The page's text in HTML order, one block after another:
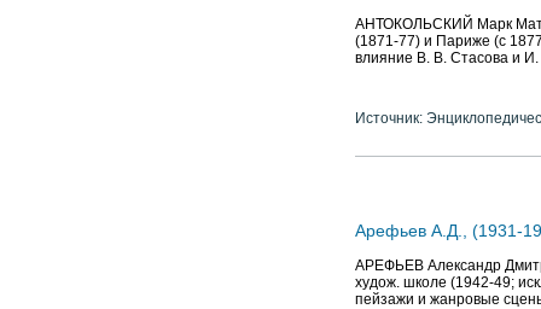
АНТОКОЛЬСКИЙ Марк
(1871-77) и Париже (с
влияние В. В. Стасова и
Источник:
Арефьев А.Д., (1931-
АРЕФЬЕВ Александр
худож. школе (1942-49;
пейзажи и жанровые